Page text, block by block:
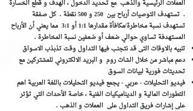
العملات الرئيسية والذهب مع تحديد الدخول ، الهدف و قطع الخسارة
. تستهدف التوصيات أرباح بين 250 و 500 نقطة . كل صفقة
تستهدف نسبة مخاطرة/مكافأة مقدارها 1:1 أو 3:1 مما يعني أن الأرباح
المستهدفة تساوي حوالي ضعف أو ضعفين نسبة المخاطرة .
تنبيه بالاوقات التى قد نتجنب فيها التداول وقت تذبذب الاسواق
دعم مباشر من خلال الشات روم و البريد الالكتروني للمشتركين مع
تحديثات فورية لبيانات السوق
فيديو التحليلات - عربي - يجمع فيديو التحليلات باللغة العربية اهم
التطورات المالية و الديناميكيات الفنية ، خاصة الأحداث التي تؤثر
على إشارات فريق التداول على العملات و الذهب .